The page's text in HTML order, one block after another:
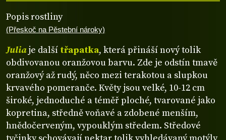
Popis rostliny
(Přeskoč na Pěstební nároky)
Juliaje další třapatka, která přináší nový tolik
obdivovanou oranžovou barvu. Zde je odstín tmavě
oranžový až rudý, něco mezi terakotou a slupkou
krvavého pomeranče. Květy jsou velké, 10-12 cm
široké, jednoduché a téměř ploché, tvarované jako
kopretina, středně voňavé a zdobené menším,
hnědočerveným, vypouklým středem. Středové